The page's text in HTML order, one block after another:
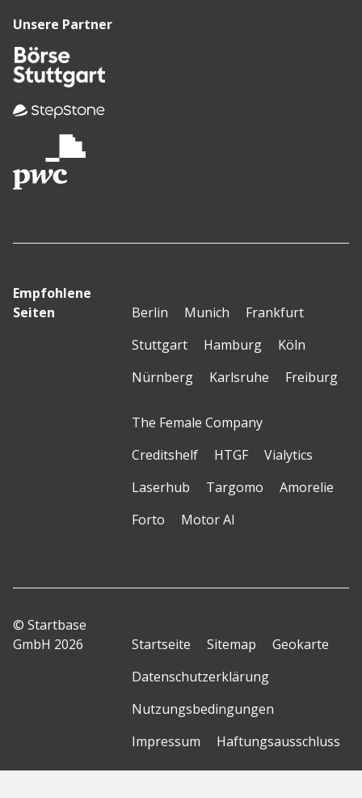
Unsere Partner
Empfohlene
Seiten
Berlin Munich
Frankfurt
Stuttgart
Hamburg
Köln
Nürnberg
Karlsruhe Freiburg
The Female Company
Creditshelf
HTGF
Vialytics
Laserhub
Targomo
Amorelie
Forto
Motor AI
© Startbase
GmbH 2026
Startseite Sitemap
Geokarte
Datenschutzerklärung
Nutzungsbedingungen
Impressum
Haftungsausschluss